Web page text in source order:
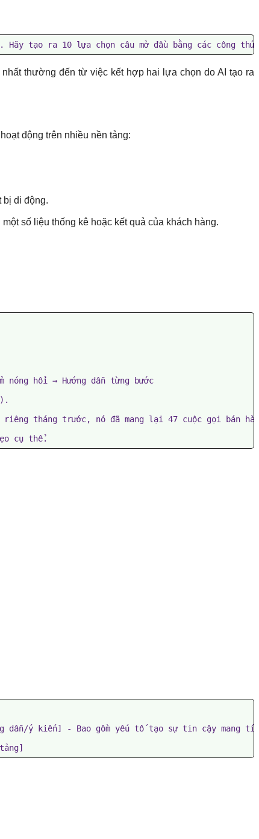
ra 10 lựa chọn câu mở đầu bằng các công
thường đến từ việc kết hợp hai lựa chọn do AI tạo ra
động trên nhiều nền tảng:
bị di động.
số liệu thống kê hoặc kết quả của khách hàng.
hổi → Hướng dẫn từng bước
tháng trước, nó đã mang lại 47 cuộc gọi bán
cụ thể.
dẫn/ý kiến] - Bao gồm yếu tố tạo sự tin cậy